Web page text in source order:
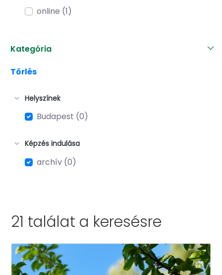
online (1)
Kategória
Törlés
Helyszínek
Budapest (0)
Képzés indulása
archív (0)
21 találat a keresésre